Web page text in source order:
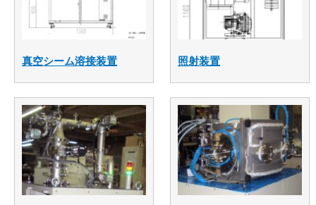
真空シーム溶接装置 照射装置